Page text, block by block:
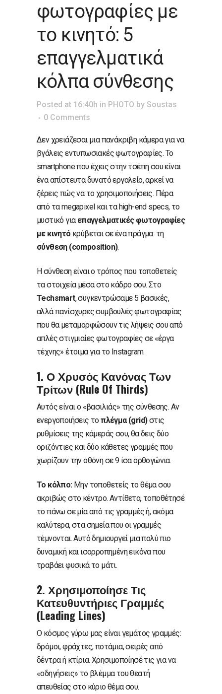
φωτογραφίες με
το κινητό: 5
επαγγελματικά
κόλπα σύνθεσης
Posted at 16:40h in PHOTO by Soustas
0 Comments
Δεν χρειάζεσαι μια πανάκριβη κάμερα για να
βγάλεις εντυπωσιακές φωτογραφίες. Το
smartphone που έχεις στην τσέπη σου είναι
ένα απίστευτα δυνατό εργαλείο, αρκεί να
ξέρεις πώς να το χρησιμοποιήσεις. Πέρα
από τα megapixel και τα high-end specs, το
μυστικό για επαγγελματικές φωτογραφίες
με κινητό κρύβεται σε ένα πράγμα: τη
σύνθεση (composition).
Η σύνθεση είναι ο τρόπος που τοποθετείς
τα στοιχεία μέσα στο κάδρο σου. Στο
Techsmart, συγκεντρώσαμε 5 βασικές,
αλλά πανίσχυρες συμβουλές φωτογραφίας
που θα μεταμορφώσουν τις λήψεις σου από
απλές στιγμιαίες φωτογραφίες σε «έργα
τέχνης» έτοιμα για το Instagram.
1. Ο Χρυσός Κανόνας Των
Τρίτων (Rule Of Thirds)
Αυτός είναι ο «βασιλιάς» της σύνθεσης. Αν
ενεργοποιήσεις τοπλέγμα (grid)στις
ρυθμίσεις της κάμεράς σου, θα δεις δύο
οριζόντιες και δύο κάθετες γραμμές που
χωρίζουν την οθόνη σε 9 ίσα ορθογώνια.
Το κόλπο:Μην τοποθετείς το θέμα σου
ακριβώς στο κέντρο. Αντίθετα, τοποθέτησέ
το πάνω σε μία από τις γραμμές ή, ακόμα
καλύτερα, στα σημεία που οι γραμμές
τέμνονται. Αυτό δημιουργεί μια πολύ πιο
δυναμική και ισορροπημένη εικόνα που
τραβάει φυσικά το μάτι.
2. Χρησιμοποίησε Τις
Κατευθυντήριες Γραμμές
(Leading Lines)
Ο κόσμος γύρω μας είναι γεμάτος γραμμές:
δρόμοι, φράχτες, ποτάμια, σειρές από
δέντρα ή κτίρια. Χρησιμοποίησέ τις για να
«οδηγήσεις» το βλέμμα του θεατή
απευθείας στο κύριο θέμα σου.